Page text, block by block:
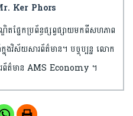
Ker Phors
ឌិតផ្នែកប្រព័ន្ធផ្សព្វផ្សាយមកពីសហភាព
ងវិស័យសារព័ត៌មាន។ បច្ចុប្បន្ន លោក
រព័ត៌មាន AMS Economy ។